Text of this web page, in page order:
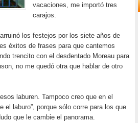
vacaciones, me importó tres
carajos.
los festejos por los siete años de
éxitos de frases para que cantemos
trencito con el desdentado Moreau para
no me quedó otra que hablar de otro
laburen. Tampoco creo que en el
el laburo”, porque sólo corre para los que
que le cambie el panorama.